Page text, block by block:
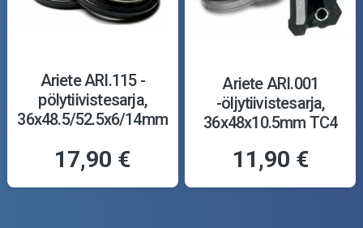
Ariete ARI.115 -
pölytiivistesarja,
36x48.5/52.5x6/14mm
17,90 €
Ariete ARI.001
-öljytiivistesarja,
36x48x10.5mm TC4
11,90 €